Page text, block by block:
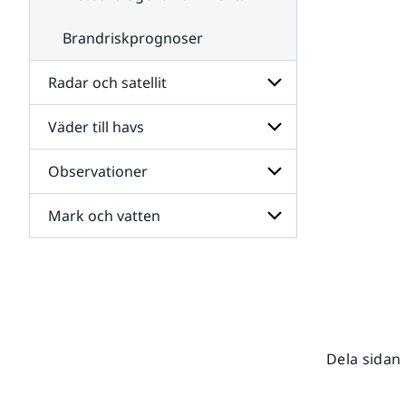
Brandriskprognoser
Radar och satellit
Undersidor
för
Radar
och
satellit
Väder till havs
Undersidor
för
Väder
till
havs
Observationer
Undersidor
för
Mark och vatten
Dela sidan